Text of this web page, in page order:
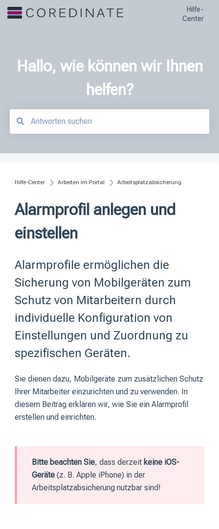
Hilfe-
Center
Hallo, wie können wir Ihnen
helfen?
Hilfe-Center Arbeiten im Portal Arbeitsplatzabsicherung
Alarmprofil anlegen und
einstellen
Alarmprofile ermöglichen die
Sicherung von Mobilgeräten zum
Schutz von Mitarbeitern durch
individuelle Konfiguration von
Einstellungen und Zuordnung zu
spezifischen Geräten.
Sie dienen dazu, Mobilgeräte zum zusätzlichen Schutz
Ihrer Mitarbeiter einzurichten und zu verwenden. In
diesem Beitrag erklären wir, wie Sie ein Alarmprofil
erstellen und einrichten.
Bitte beachten Sie, dass derzeit keine iOS-
Geräte (z. B. Apple iPhone) in der
Arbeitsplatzabsicherung nutzbar sind!